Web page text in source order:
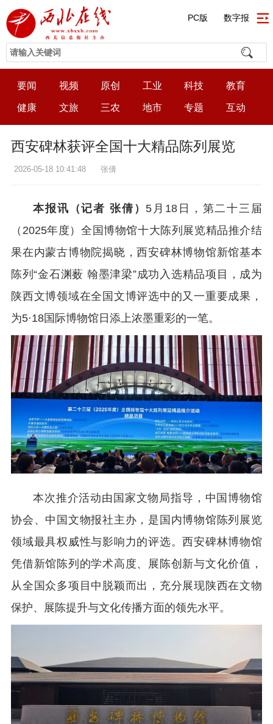
PC版 数字报
要闻 视频 原创 工业 科技 教育
健康 文旅 三农 地市 专题 互动
西安碑林获评全国十大精品陈列展览
2026-05-18 10:41:48 张倩
本报讯（记者 张倩） 5月18日，第二十三届
（2025年度）全国博物馆十大陈列展览精品推介结
果在内蒙古博物院揭晓，西安碑林博物馆新馆基本
陈列“金石渊薮 翰墨津梁”成功入选精品项目，成为
陕西文博领域在全国文博评选中的又一重要成果，
为5·18国际博物馆日添上浓墨重彩的一笔。
本次推介活动由国家文物局指导，中国博物馆
协会、中国文物报社主办，是国内博物馆陈列展览
领域最具权威性与影响力的评选。西安碑林博物馆
凭借新馆陈列的学术高度、展陈创新与文化价值，
从全国众多项目中脱颖而出，充分展现陕西在文物
保护、展陈提升与文化传播方面的领先水平。